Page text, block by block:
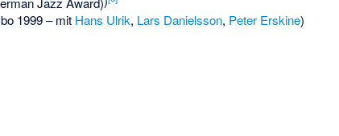
1999 – mit Hans Ulrik, Lars Danielsson, Peter Erskine)